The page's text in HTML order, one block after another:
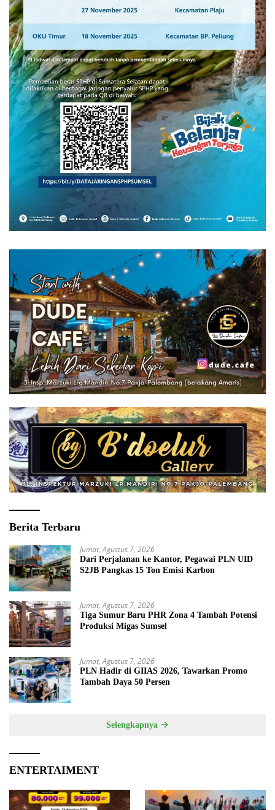
Berita Terbaru
Jumat, Agustus 7, 2026
Dari Perjalanan ke Kantor, Pegawai PLN UID
S2JB Pangkas 15 Ton Emisi Karbon
Jumat, Agustus 7, 2026
Tiga Sumur Baru PHR Zona 4 Tambah Potensi
Produksi Migas Sumsel
Jumat, Agustus 7, 2026
PLN Hadir di GIIAS 2026, Tawarkan Promo
Tambah Daya 50 Persen
Selengkapnya
ENTERTAIMENT